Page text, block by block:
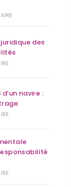
des
navire :